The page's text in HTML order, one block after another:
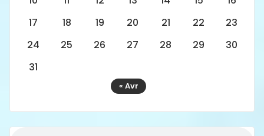
17
18 19 20 21 22
23
24
25 26 27 28 29
30
31
« Avr